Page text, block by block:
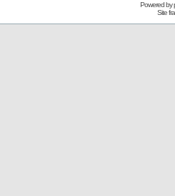
Powered by
Site